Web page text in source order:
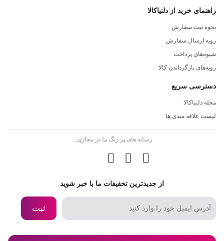
و همچنین پوشش رنگی مات و بافت ظریفی که بر روی پوسته بیرونی کار
شده است، حس بسیار خوبی را به کاربر منتقل می‌کند. تمام مواد این
ریش تراش برقی دوام بالایی دارند. از این رو، می توانید با خیال راحت آن
راهنمای خرید از دلنیاکالا
نحوه ثبت سفارش
رویه ارسال سفارش
شیوه‌های پرداخت
رویه‌های بازگرداندن کالا
دسترسی سریع
مجله دلنیاکالا
لیست علاقه مندی ها
رسانه های پر رنگ ما در مجازی...
از جدیدترین تخفیفات ما با خبر شوید
ثبت